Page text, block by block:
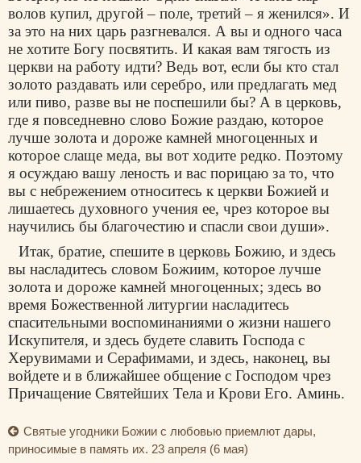
волов купил, другой – поле, третий – я женился». И
за это на них царь разгневался. А вы и одного часа
не хотите Богу посвятить. И какая вам тягость из
церкви на работу идти? Ведь вот, если бы кто стал
золото раздавать или серебро, или предлагать мед
или пиво, разве вы не поспешили бы? А в церковь,
где я повседневно слово Божие раздаю, которое
лучше золота и дороже камней многоценных и
которое слаще меда, вы вот ходите редко. Поэтому
я осуждаю вашу леность и вас порицаю за то, что
вы с небрежением относитесь к церкви Божией и
лишаетесь духовного учения ее, чрез которое вы
научились бы благочестию и спасли свои души».
Итак, братие, спешите вцерковь Божию, и здесь
вы насладитесь словом Божиим, которое лучше
золота и дороже камней многоценных; здесь во
время Божественной литургии насладитесь
спасительными воспоминаниями о жизни нашего
Искупителя, и здесь будете славить Господа с
Херувимами и Серафимами, и здесь, наконец, вы
войдете и в ближайшее общение с Господом чрез
Причащение Святейших Тела и Крови Его. Аминь.
Святые угодники Божии с любовью приемлют дары,
приносимые в память их. 23 апреля (6 мая)